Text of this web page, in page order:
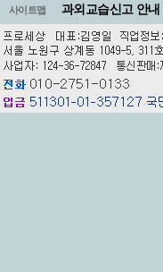
사이트맵
과외교습신고 안내